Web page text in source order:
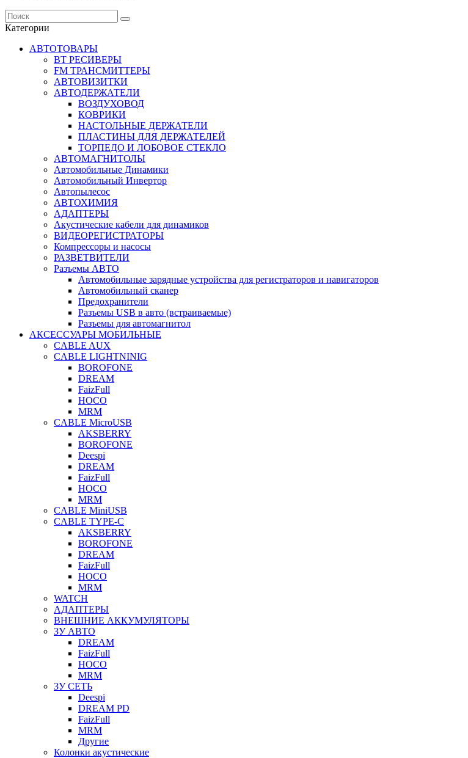
Категории
АВТОТОВАРЫ
BT РЕСИВЕРЫ
FM ТРАНСМИТТЕРЫ
АВТОВИЗИТКИ
АВТОДЕРЖАТЕЛИ
ВОЗДУХОВОД
КОВРИКИ
НАСТОЛЬНЫЕ ДЕРЖАТЕЛИ
ПЛАСТИНЫ ДЛЯ ДЕРЖАТЕЛЕЙ
ТОРПЕДО И ЛОБОВОЕ СТЕКЛО
АВТОМАГНИТОЛЫ
Автомобильные Динамики
Автомобильный Инвертор
Автопылесос
АВТОХИМИЯ
АДАПТЕРЫ
Акустические кабели для динамиков
ВИДЕОРЕГИСТРАТОРЫ
Компрессоры и насосы
РАЗВЕТВИТЕЛИ
Разъемы АВТО
Автомобильные зарядные устройства для регистраторов и навигаторов
Автомобильный сканер
Предохранители
Разъемы USB в авто (встраиваемые)
Разъемы для автомагнитол
АКСЕССУАРЫ МОБИЛЬНЫЕ
CABLE AUX
CABLE LIGHTNINIG
BOROFONE
DREAM
FaizFull
HOCO
MRM
CABLE MicroUSB
AKSBERRY
BOROFONE
Deespi
DREAM
FaizFull
HOCO
MRM
CABLE MiniUSB
CABLE TYPE-C
AKSBERRY
BOROFONE
DREAM
FaizFull
HOCO
MRM
WATCH
АДАПТЕРЫ
ВНЕШНИЕ АККУМУЛЯТОРЫ
ЗУ АВТО
DREAM
FaizFull
HOCO
MRM
ЗУ СЕТЬ
Deespi
DREAM PD
FaizFull
MRM
Другие
Колонки акустические